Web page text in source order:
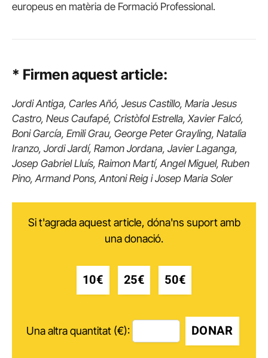
europeus en matèria de Formació Professional.
* Firmen aquest article:
Jordi Antiga, Carles Añó, Jesus Castillo, Maria Jesus
Castro, Neus Caufapé, Cristòfol Estrella, Xavier Falcó,
Boni García, Emili Grau, George Peter Grayling, Natalia
Iranzo, Jordi Jardí, Ramon Jordana, Javier Laganga,
Josep Gabriel Lluís, Raimon Martí, Angel Miguel, Ruben
Pino, Armand Pons, Antoni Reig i Josep Maria Soler
Si t'agrada aquest article, dóna'ns suport amb
una donació.
10€ 25€ 50€
Una altra quantitat (€): DONAR